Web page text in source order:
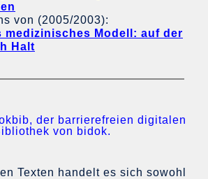
von (2005/2003):
medizinisches Modell: auf der
Halt
Texten handelt es sich sowohl